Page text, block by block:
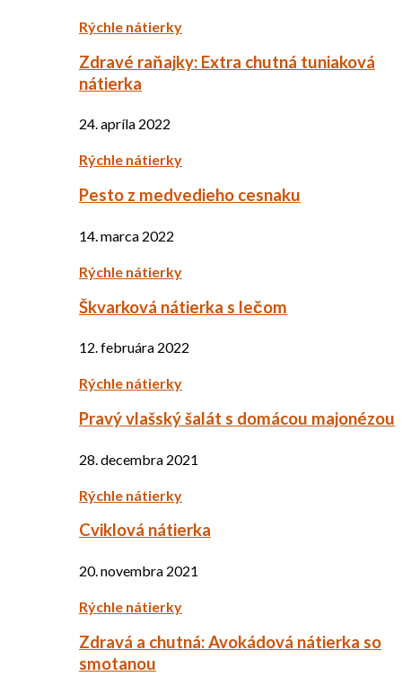
Rýchle nátierky
Zdravé raňajky: Extra chutná tuniaková
nátierka
24. apríla 2022
Rýchle nátierky
Pesto z medvedieho cesnaku
14. marca 2022
Rýchle nátierky
Škvarková nátierka s lečom
12. februára 2022
Rýchle nátierky
Pravý vlašský šalát s domácou majonézou
28. decembra 2021
Rýchle nátierky
Cviklová nátierka
20. novembra 2021
Rýchle nátierky
Zdravá a chutná: Avokádová nátierka so
smotanou